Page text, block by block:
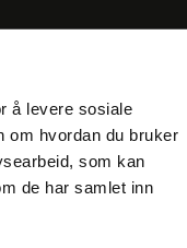
å levere sosiale
om hvordan du bruker
som kan
de har samlet inn